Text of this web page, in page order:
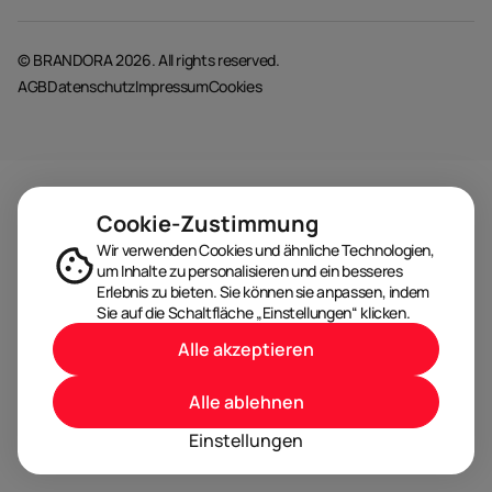
© BRANDORA 2026. All rights reserved.
AGBDatenschutzImpressumCookies
Cookie-Zustimmung
Wir verwenden Cookies und ähnliche Technologien,
um Inhalte zu personalisieren und ein besseres
Erlebnis zu bieten. Sie können sie anpassen, indem
Sie auf die Schaltfläche „Einstellungen“ klicken.
Einstellungen
Alle ablehnen
Alle akzeptieren